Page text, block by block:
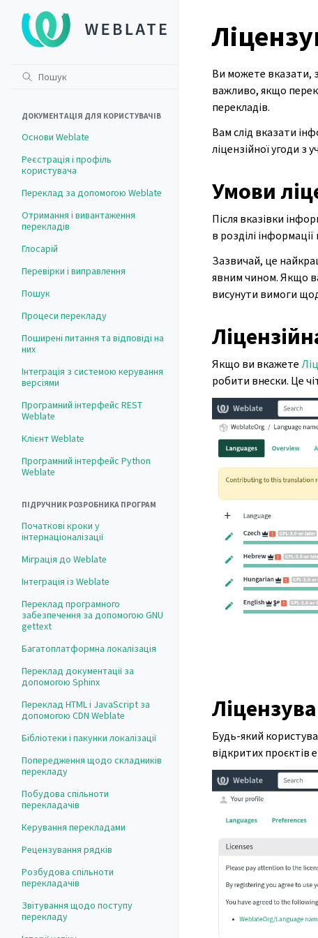
ДОКУМЕНТАЦІЯ ДЛЯ КОРИСТУВАЧІВ
Основи Weblate
Реєстрація і профіль
користувача
Переклад за допомогою Weblate
Отримання і вивантаження
перекладів
Глосарій
Перевірки і виправлення
Пошук
Процеси перекладу
Поширені питання та відповіді на
них
Інтеграція з системою керування
версіями
Програмний інтерфейс REST
Weblate
Клієнт Weblate
Програмний інтерфейс Python
Weblate
ПІДРУЧНИК РОЗРОБНИКА ПРОГРАМ
Початкові кроки у
інтернаціоналізації
Міграція до Weblate
Інтеграція із Weblate
Переклад програмного
забезпечення за допомогою GNU
gettext
Багатоплатформна локалізація
Переклад документації за
допомогою Sphinx
Переклад HTML і JavaScript за
допомогою CDN Weblate
Бібліотеки і пакунки локалізації
Попередження щодо складників
перекладу
Побудова спільноти
перекладачів
Керування перекладами
Рецензування рядків
Розбудова спільноти
перекладачів
Звітування щодо поступу
перекладу
Ви можете вказати,
важливо, якщо
перекладів.
Вам слід вказати
ліцензійної угоди з
Умови
Після вказівки
в розділі
Зазвичай, це
явним чином. Якщо
висунути вимоги
Якщо ви вкажете
робити внески. Це
Будь-який
відкритих